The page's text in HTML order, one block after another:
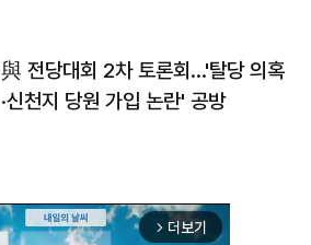
與 전당대회 2차 토론회…'탈당 의혹
·신천지 당원 가입 논란' 공방
arrow_forward_ios 더보기